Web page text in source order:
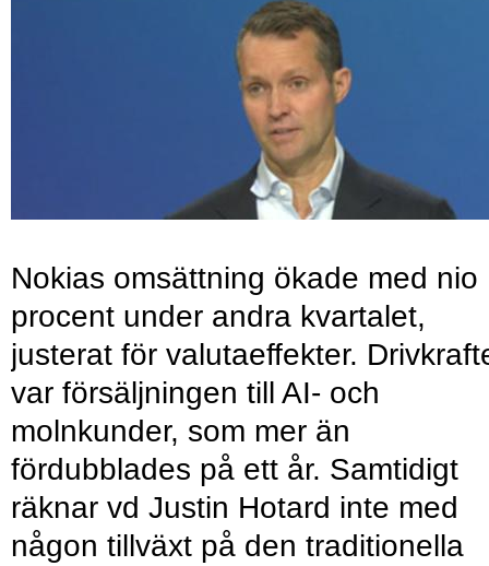
Nokias omsättning ökade med nio
procent under andra kvartalet,
justerat för valutaeffekter.
var försäljningen till AI- och
molnkunder, som mer än
fördubblades på ett år. Samtidigt
räknar vd Justin Hotard inte med
någon tillväxt på den traditionella